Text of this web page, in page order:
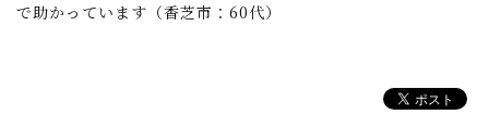
で助かっています（香芝市：60代）